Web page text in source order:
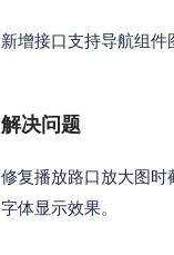
新增接口支持导航组
解决问题
修复播放路口放大图
字体显示效果。